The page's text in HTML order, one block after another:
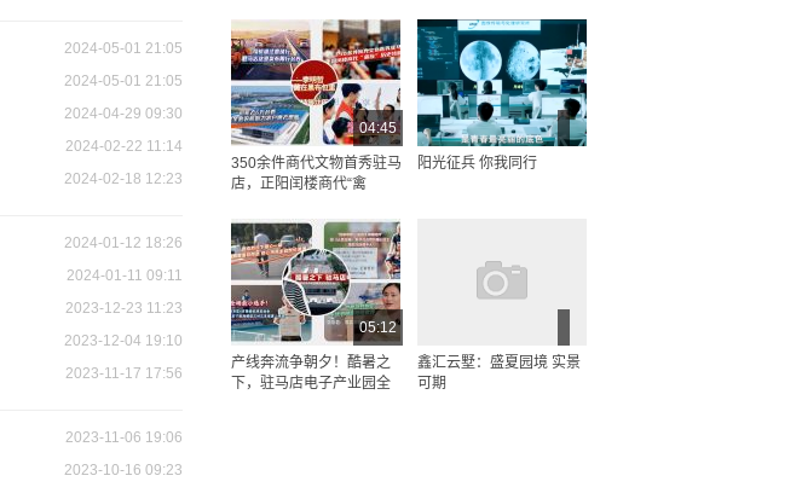
2024-05-01 21:05
2024-05-01 21:05
2024-04-29 09:30
2024-02-22 11:14
2024-02-18 12:23
2024-01-12 18:26
2024-01-11 09:11
2023-12-23 11:23
2023-12-04 19:10
2023-11-17 17:56
2023-11-06 19:06
2023-10-16 09:23
04:45
350余件商代文物首秀驻马
店，正阳闰楼商代“禽
阳光征兵 你我同行
05:12
产线奔流争朝夕！酷暑之
下，驻马店电子产业园全
鑫汇云墅：盛夏园境 实景
可期